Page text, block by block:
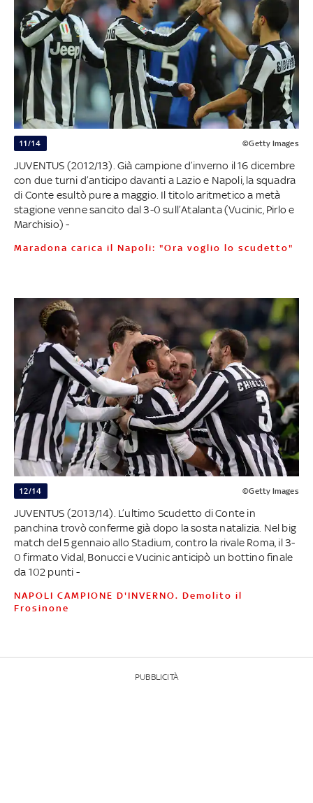
11/14 ©Getty Images
JUVENTUS (2012/13). Già campione d’inverno il 16 dicembre
con due turni d’anticipo davanti a Lazio e Napoli, la squadra
di Conte esultò pure a maggio. Il titolo aritmetico a metà
stagione venne sancito dal 3-0 sull’Atalanta (Vucinic, Pirlo e
Marchisio) -
Maradona carica il Napoli: "Ora voglio lo scudetto"
12/14 ©Getty Images
JUVENTUS (2013/14). L’ultimo Scudetto di Conte in
panchina trovò conferme già dopo la sosta natalizia. Nel big
match del 5 gennaio allo Stadium, contro la rivale Roma, il 3-
0 firmato Vidal, Bonucci e Vucinic anticipò un bottino finale
da 102 punti -
NAPOLI CAMPIONE D'INVERNO. Demolito il
Frosinone
PUBBLICITÀ